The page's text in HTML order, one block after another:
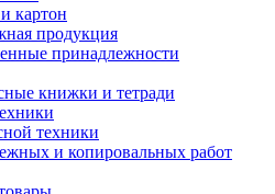
картон
продукция
принадлежности
книжки и тетради
техники
и копировальных работ